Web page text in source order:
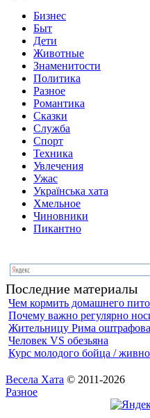
Бизнес
Быт
Дети
Животные
Знаменитости
Политика
Разное
Романтика
Сказки
Служба
Спорт
Техника
Увлечения
Ужас
Українська хата
Хмельное
Чиновники
Пикантно
Последние материалы
Чем кормить домашнего
Почему важно регулярно
Жительницу Рима
Человек VS обезьяна
Курс молодого бойца /
Весела Хата © 2011-2026
Разное